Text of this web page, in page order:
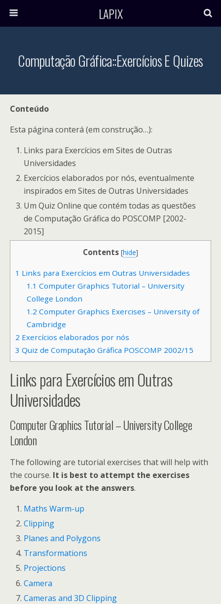
LAPIX
Computação Gráfica::Exercícios E Quizes
Conteúdo
Esta página conterá (em construção…):
Links para Exercícios em Sites de Outras
Universidades
Exercícios elaborados por nós, eventualmente
inspirados em Sites de Outras Universidades
Um Quiz Online que contém todas as questões
de Computação Gráfica do POSCOMP [2002-
2015]
Contents [hide]
1 Links para Exercícios em Outras Universidades
1.1 Computer Graphics Tutorial – University
College London
1.2 Computer Graphics Exercises – University of
Cambridge
2 Exercícios elaborados por nós
3 Quiz de Computação Gráfica POSCOMP 2002/15
Links para Exercícios em Outras
Universidades
Computer Graphics Tutorial – University College
London
The following are tutorial exercises that will help with
the course. It is best to attempt the exercises
before you look at the answers.
Maths Warm-up
Clipping
Planes and Polygons
Transformations
Projections
Camera
Cameras and 3D Clipping